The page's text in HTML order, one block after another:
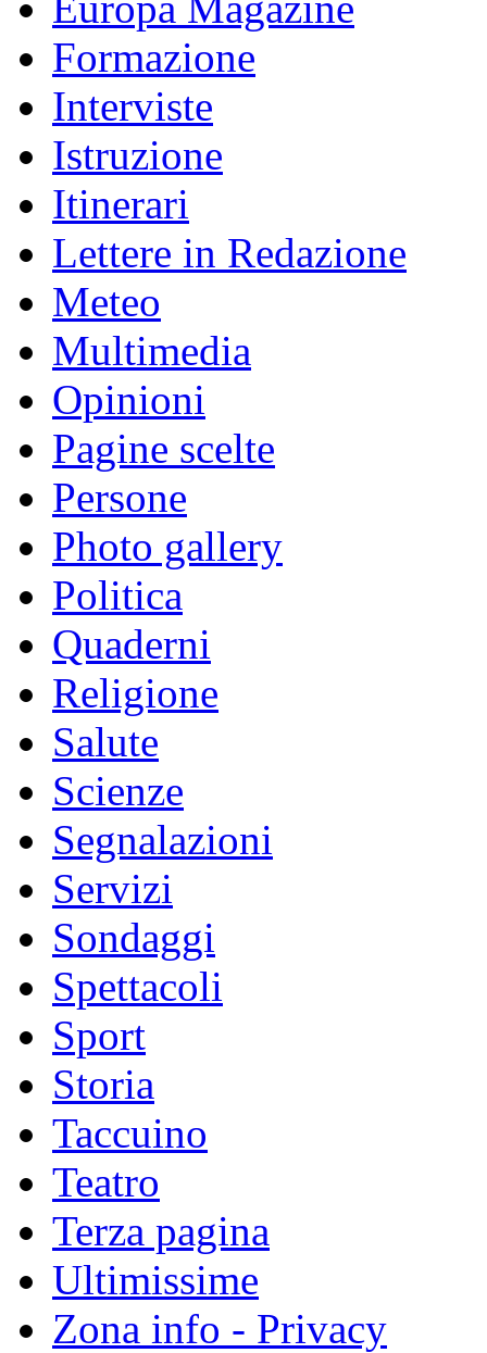
Formazione
Interviste
Istruzione
Itinerari
Lettere in Redazione
Meteo
Multimedia
Opinioni
Pagine scelte
Persone
Photo gallery
Politica
Quaderni
Religione
Salute
Scienze
Segnalazioni
Servizi
Sondaggi
Spettacoli
Sport
Storia
Taccuino
Teatro
Terza pagina
Ultimissime
Zona info - Privacy